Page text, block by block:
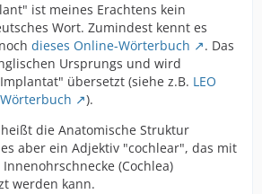
ist meines Erachtens kein
Wort. Zumindest kennt es
dieses Online-Wörterbuch
. Das
Ursprungs und wird
übersetzt (siehe z.B. LEO
).
die Anatomische Struktur
aber ein Adjektiv "cochlear", das mit
(Cochlea)
werden kann.